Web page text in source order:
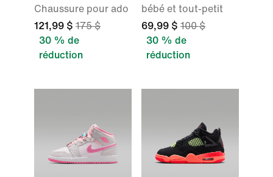
Chaussure pour ado
121,99 $ 175 $
30 % de
réduction
bébé et tout-petit
69,99 $ 100 $
30 % de
réduction